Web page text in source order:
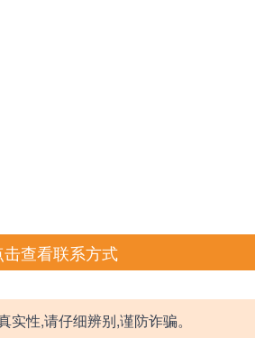
击查看联系方式
性,请仔细辨别,谨防诈骗。